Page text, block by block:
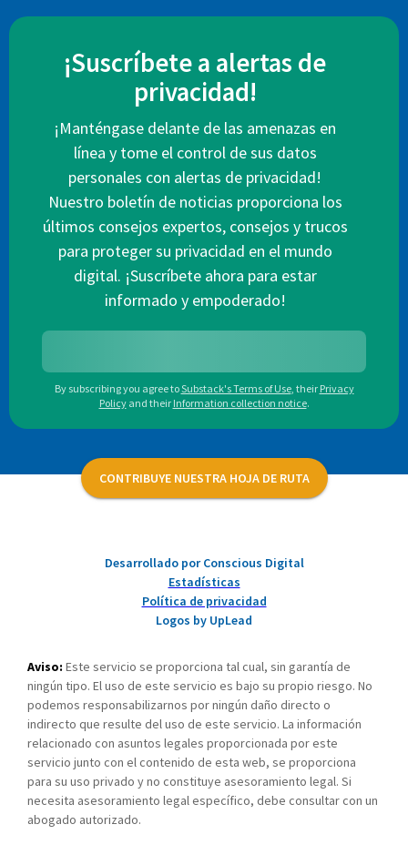
¡Suscríbete a alertas de
privacidad!
¡Manténgase delante de las amenazas en
línea y tome el control de sus datos
personales con alertas de privacidad!
Nuestro boletín de noticias proporciona los
últimos consejos expertos, consejos y trucos
para proteger su privacidad en el mundo
digital. ¡Suscríbete ahora para estar
informado y empoderado!
By subscribing you agree toSubstack's Terms of Use, their Privacy
Policy and their Information collection notice.
CONTRIBUYE NUESTRA HOJA DE RUTA
Desarrollado por Conscious Digital
Estadísticas
Política de privacidad
Logos by UpLead
Aviso: Este servicio se proporciona tal cual, sin garantía de
ningún tipo. El uso de este servicio es bajo su propio riesgo. No
podemos responsabilizarnos por ningún daño directo o
indirecto que resulte del uso de este servicio. La información
relacionado con asuntos legales proporcionada por este
servicio junto con el contenido de esta web, se proporciona
para su uso privado y no constituye asesoramiento legal. Si
necesita asesoramiento legal específico, debe consultar con un
abogado autorizado.